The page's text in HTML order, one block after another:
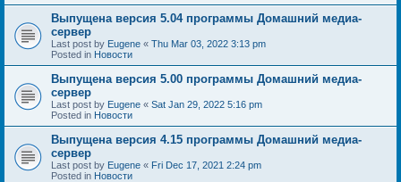
Выпущена версия 5.04 программы Домашний медиа-
сервер
Last post by Eugene « Thu Mar 03, 2022 3:13 pm
Posted in Новости
Выпущена версия 5.00 программы Домашний медиа-
сервер
Last post by Eugene « Sat Jan 29, 2022 5:16 pm
Posted in Новости
Выпущена версия 4.15 программы Домашний медиа-
сервер
Last post by Eugene « Fri Dec 17, 2021 2:24 pm
Posted in Новости